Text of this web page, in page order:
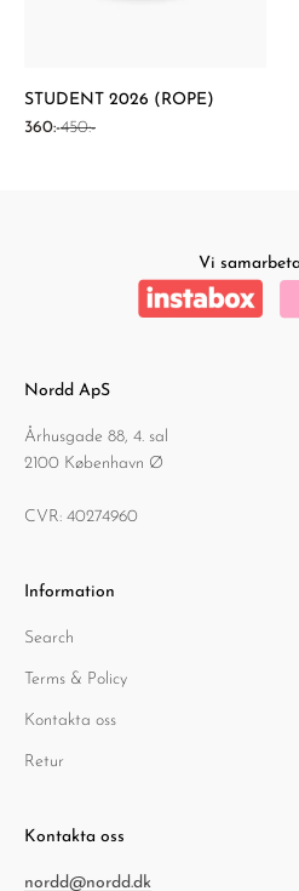
STUDENT 2026 (ROPE)
REA-pris
360:-Pris
450:-
Vi
Nordd ApS
Århusgade 88, 4. sal
2100 København Ø
CVR: 40274960
Information
Search
Terms & Policy
Kontakta oss
Retur
Kontakta oss
nordd@nordd.dk